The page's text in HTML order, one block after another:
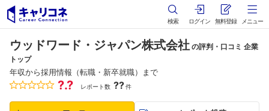
検索 ログイン 無料登録 メニュー
ウッドワード・ジャパン株式会社 の評判・口コミ 企業
トップ
年収から採用情報（転職・新卒就職）まで
?.? レポート数 ??件